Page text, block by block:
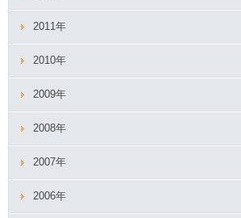
2011年
2010年
2009年
2008年
2007年
2006年